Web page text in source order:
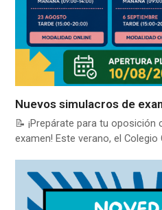
Nuevos simulacros de
📝 ¡Prepárate para tu
examen! Este verano, el Colegio